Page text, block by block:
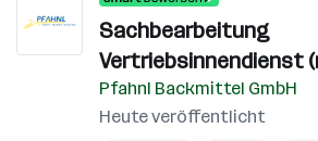
Sachbearbeitung
Vertriebsinnendienst
Pfahnl Backmittel GmbH
Heute veröffentlicht